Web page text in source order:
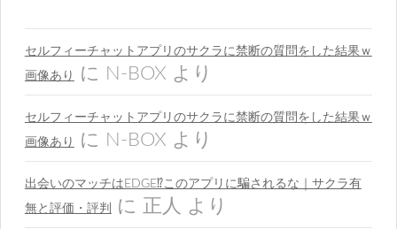
セルフィーチャットアプリのサクラに禁断の質問をした結果ｗ
画像あり
に N-BOX より
セルフィーチャットアプリのサクラに禁断の質問をした結果ｗ
画像あり
に N-BOX より
出会いのマッチはEDGE⁉︎このアプリに騙されるな｜サクラ有
無と評価・評判
に 正人 より